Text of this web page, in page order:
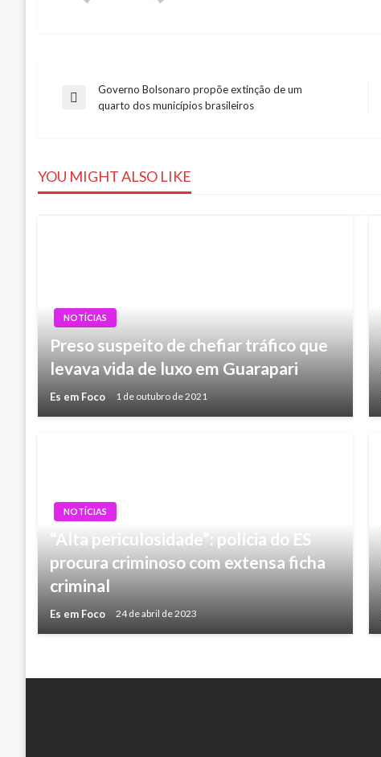
Navegação
Post
Previous
Governo Bolsonaro propõe extinção de um
quarto dos municípios brasileiros
YOU MIGHT ALSO LIKE
NOTÍCIAS
Preso suspeito de chefiar tráfico que
levava vida de luxo em Guarapari
Es em Foco 1 de outubro de 2021
NOTÍCIAS
“Alta periculosidade”: polícia do ES
procura criminoso com extensa ficha
criminal
Es em Foco 24 de abril de 2023